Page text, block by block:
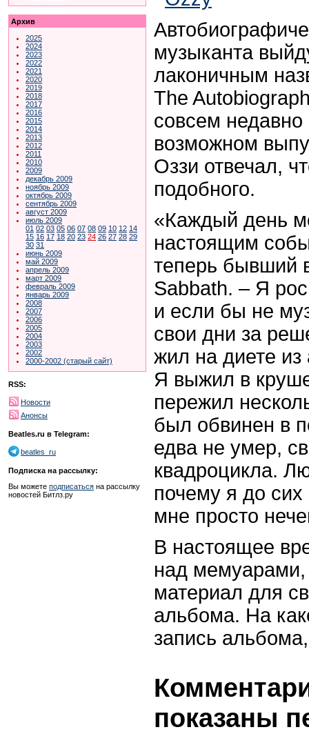
Архив
2025
2024
2023
2022
2021
2020
2019
2018
2017
2016
2015
2014
2013
2012
2011
2010
2009
декабрь 2009
ноябрь 2009
октябрь 2009
сентябрь 2009
август 2009
июль 2009
01 02 03 05 06 07 08 09 10 12 14
15 16 17 18 20 23 24 26 27 28 29
30 31
июнь 2009
май 2009
апрель 2009
март 2009
февраль 2009
январь 2009
2008
2007
2006
2005
2004
2003
2002
2000-2002 (старый сайт)
RSS:
Новости
Анонсы
Beatles.ru в Telegram:
beatles_ru
Подписка на рассылку:
Вы можете подписаться на рассылку
новостей Битлз.ру
музыканта
лаконичным
The
совсем
возможном
Оззи отвечал,
подобного.
«Каждый день
настоящим
теперь бывший
Sabbath. – Я
и если бы не
свои дни за
жил на диете из
Я выжил в
пережил
был обвинен в
едва не умер,
квадроцикла.
почему я до
мне просто
В настоящее
над мемуарами,
материал для
альбома. На
запись
показаны